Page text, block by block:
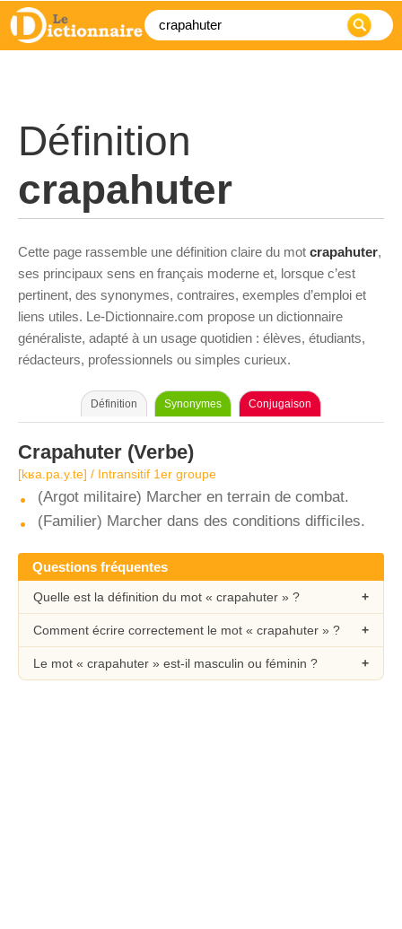
Définition
crapahuter
Cette page rassemble une définition claire du mot crapahuter,
ses principaux sens en français moderne et, lorsque c’est
pertinent, des synonymes, contraires, exemples d’emploi et
liens utiles. Le-Dictionnaire.com propose un dictionnaire
généraliste, adapté à un usage quotidien : élèves, étudiants,
rédacteurs, professionnels ou simples curieux.
Définition Synonymes Conjugaison
Crapahuter (Verbe)
[kʁa.pa.y.te] / Intransitif 1er groupe
(Argot militaire) Marcher en terrain de combat.
(Familier) Marcher dans des conditions difficiles.
Questions fréquentes
Quelle est la définition du mot « crapahuter » ?
Comment écrire correctement le mot « crapahuter » ?
Le mot « crapahuter » est-il masculin ou féminin ?